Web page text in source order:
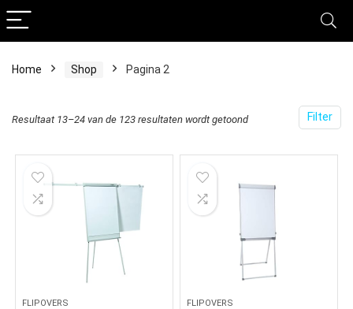
Home Shop Pagina 2
Filter
Resultaat 13–24 van de 123 resultaten wordt getoond
FLIPOVERS FLIPOVERS